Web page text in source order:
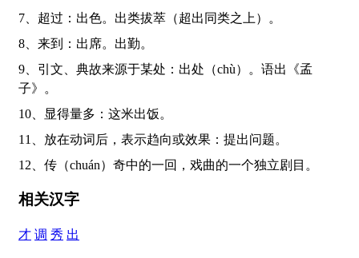
7、超过：出色。出类拔萃（超出同类之上）。
8、来到：出席。出勤。
9、引文、典故来源于某处：出处（chù）。语出《孟
子》。
10、显得量多：这米出饭。
11、放在动词后，表示趋向或效果：提出问题。
12、传（chuán）奇中的一回，戏曲的一个独立剧目。
相关汉字
才 调 秀 出